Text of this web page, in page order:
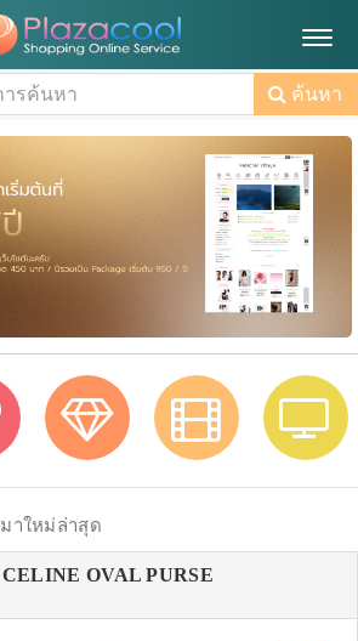
ค้นหา
าใหม่ล่าสุด
OVAL PURSE